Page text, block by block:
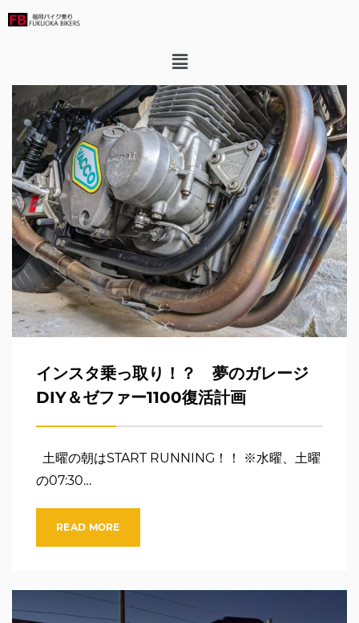
インスタ乗っ取り！？ 夢のガレージ
DIY＆ゼファー1100復活計画
土曜の朝はSTART RUNNING！！ ※水曜、土曜
の07:30…
READ MORE